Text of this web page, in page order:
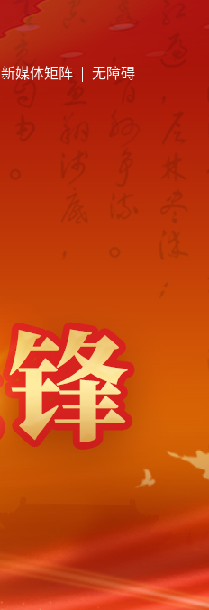
新媒体矩阵 无障碍